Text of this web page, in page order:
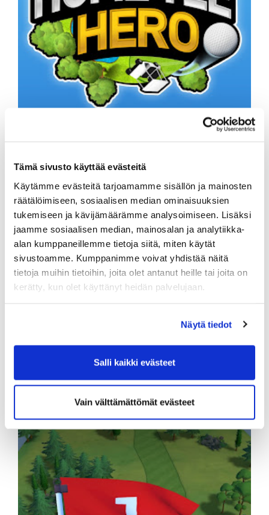
Tämä sivusto käyttää evästeitä
Käytämme evästeitä tarjoamamme sisällön ja mainosten
räätälöimiseen, sosiaalisen median ominaisuuksien
tukemiseen ja kävijämäärämme analysoimiseen. Lisäksi
jaamme sosiaalisen median, mainosalan ja analytiikka-
alan kumppaneillemme tietoja siitä, miten käytät
sivustoamme. Kumppanimme voivat yhdistää näitä
tietoja muihin tietoihin, joita olet antanut heille tai joita on
kerätty, kun olet käyttänyt heidän palvelujaan.
Näytä tiedot
Salli kaikki evästeet
Vain välttämättömät evästeet
Home Tee Hero on helppo käyttää